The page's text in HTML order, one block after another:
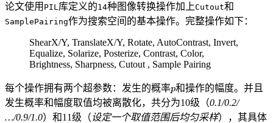
论文使用 PIL 库定义的14种图像转换操作加上Cutout和
SamplePairing作为搜索空间的基本操作。完整操作如下：
ShearX/Y, TranslateX/Y, Rotate, AutoContrast, Invert,
Equalize, Solarize, Posterize, Contrast, Color,
Brightness, Sharpness, Cutout , Sample Pairing
每个操作拥有两个超参数：发生的概率 和操作的幅度。并且
发生概率和幅度取值均被离散化，共分为10级（0.1/0.2/
…/0.9/1.0）和11级（设定一个取值范围后均匀采样），其具体